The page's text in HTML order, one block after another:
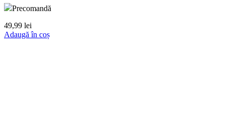
Precomandă
49,99 lei
Adaugă în coș